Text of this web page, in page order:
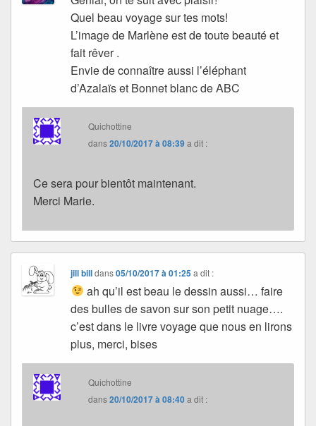
Quel beau voyage sur tes mots!
L’image de Marlène est de toute beauté et
fait rêver .
Envie de connaître aussi l’éléphant
d’Azalaïs et Bonnet blanc de ABC
Quichottine
dans20/10/2017 à 08:39a dit :
Ce sera pour bientôt maintenant.
Merci Marie.
jill billdans05/10/2017 à 01:25 a dit :
ah qu’il est beau le dessin aussi… faire
des bulles de savon sur son petit nuage….
c’est dans le livre voyage que nous en lirons
plus, merci, bises
Quichottine
dans20/10/2017 à 08:40a dit :